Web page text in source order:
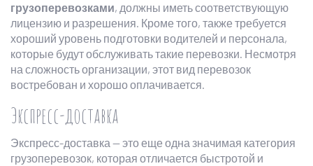
грузоперевозками, должны иметь соответствующую
лицензию и разрешения. Кроме того, также требуется
хороший уровень подготовки водителей и персонала,
которые будут обслуживать такие перевозки. Несмотря
на сложность организации, этот вид перевозок
востребован и хорошо оплачивается.
Экспресс-доставка
Экспресс-доставка — это еще одна значимая категория
грузоперевозок, которая отличается быстротой и